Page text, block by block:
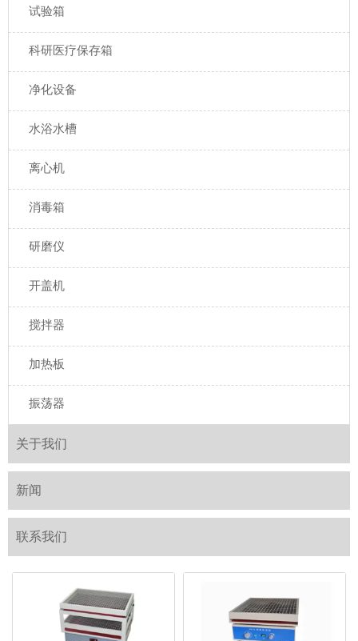
试验箱
科研医疗保存箱
净化设备
水浴水槽
离心机
消毒箱
研磨仪
开盖机
搅拌器
加热板
振荡器
关于我们
新闻
联系我们